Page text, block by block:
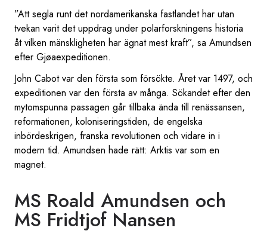
”Att segla runt det nordamerikanska fastlandet har utan
tvekan varit det uppdrag under polarforskningens historia
åt vilken mänskligheten har ägnat mest kraft”, sa Amundsen
efter Gjøaexpeditionen.
John Cabot var den första som försökte. Året var 1497, och
expeditionen var den första av många. Sökandet efter den
mytomspunna passagen går tillbaka ända till renässansen,
reformationen, koloniseringstiden, de engelska
inbördeskrigen, franska revolutionen och vidare in i
modern tid. Amundsen hade rätt: Arktis var som en
magnet.
MS Roald Amundsen och
MS Fridtjof Nansen